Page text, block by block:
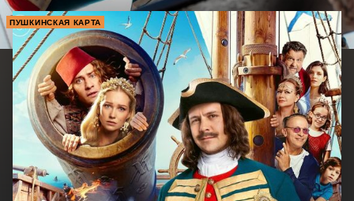
ПУШКИНСКАЯ КАРТА